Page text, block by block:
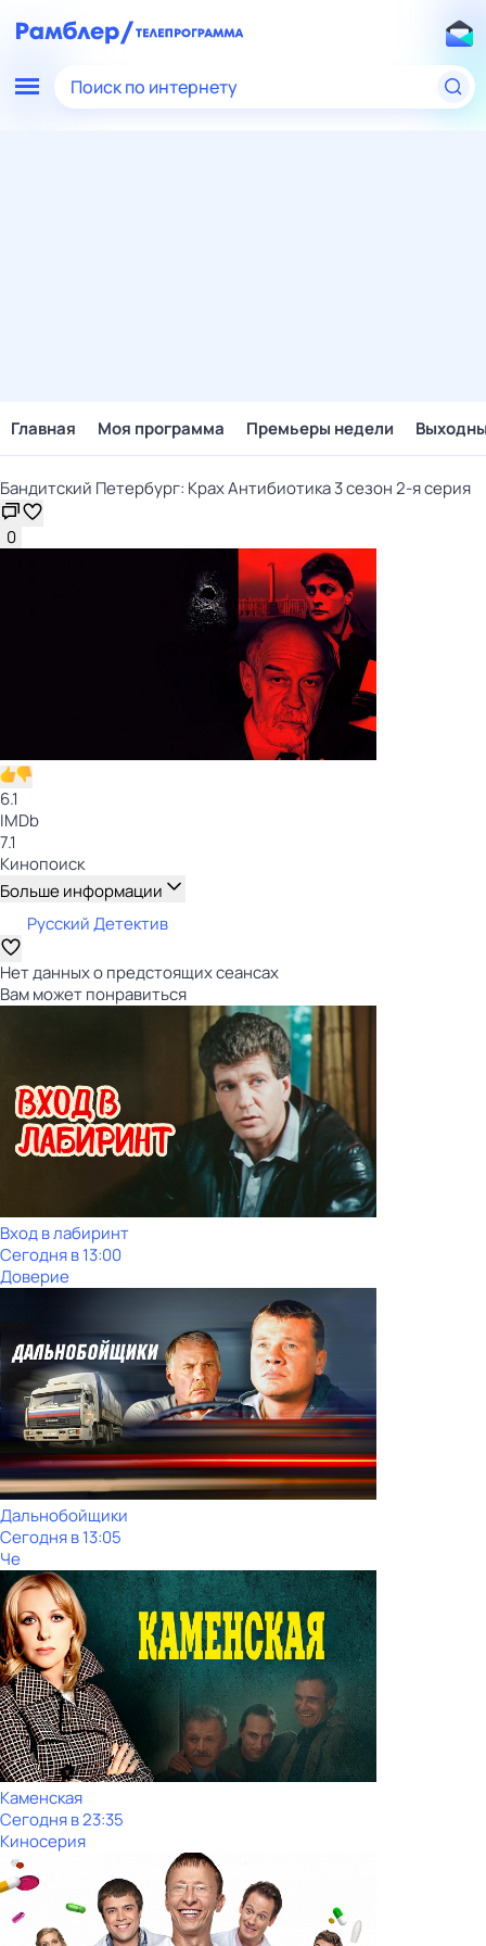
Поиск по интернету
Главная Моя программа Премьеры недели
Бандитский Петербург: Крах Антибиотика 3 сезон 2-я серия
0
6.1
IMDb
7.1
Кинопоиск
Больше информации
Русский Детектив
Нет данных о предстоящих сеансах
Вам может понравиться
Вход в лабиринт
Сегодня в 13:00
Доверие
Дальнобойщики
Сегодня в 13:05
Че
Каменская
Сегодня в 23:35
Киносерия